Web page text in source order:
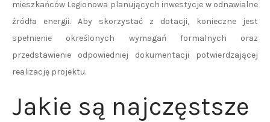
mieszkańców Legionowa planujących inwestycje w odnawialne
źródła energii. Aby skorzystać z dotacji, konieczne jest
spełnienie określonych wymagań formalnych oraz
przedstawienie odpowiedniej dokumentacji potwierdzającej
realizację projektu.
Jakie są najczęstsze